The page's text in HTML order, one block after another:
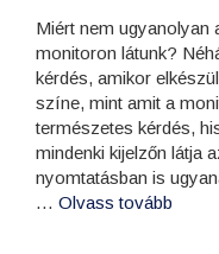
Miért nem ugyanolyan
monitoron látunk?
kérdés, amikor
színe, mint amit a
természetes kérdés,
mindenki kijelzőn látja
nyomtatásban is
… Olvass tovább